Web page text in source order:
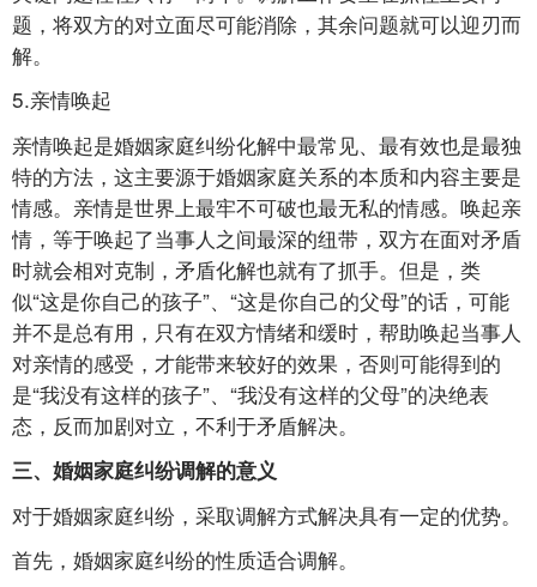
题，将双方的对立面尽可能消除，其余问题就可以迎刃而
解。
5.亲情唤起
亲情唤起是婚姻家庭纠纷化解中最常见、最有效也是最独
特的方法，这主要源于婚姻家庭关系的本质和内容主要是
情感。亲情是世界上最牢不可破也最无私的情感。唤起亲
情，等于唤起了当事人之间最深的纽带，双方在面对矛盾
时就会相对克制，矛盾化解也就有了抓手。但是，类
似“这是你自己的孩子”、“这是你自己的父母”的话，可能
并不是总有用，只有在双方情绪和缓时，帮助唤起当事人
对亲情的感受，才能带来较好的效果，否则可能得到的
是“我没有这样的孩子”、“我没有这样的父母”的决绝表
态，反而加剧对立，不利于矛盾解决。
三、婚姻家庭纠纷调解的意义
对于婚姻家庭纠纷，采取调解方式解决具有一定的优势。
首先，婚姻家庭纠纷的性质适合调解。